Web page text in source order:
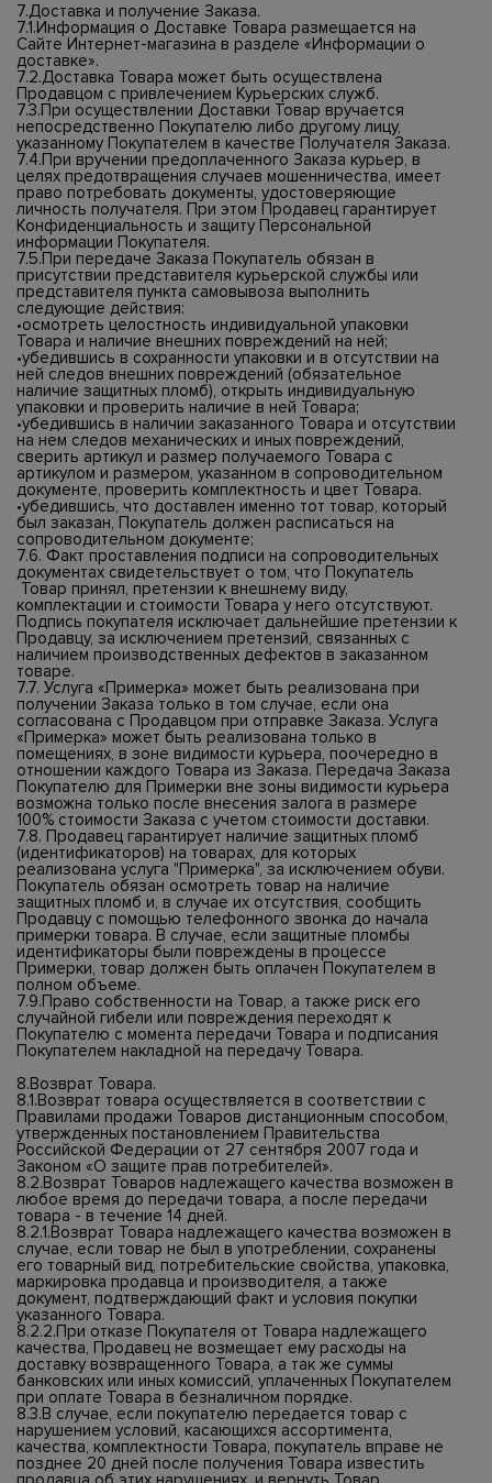
7.Доставка и получение Заказа.
7.1.Информация о Доставке Товара размещается на
Сайте Интернет-магазина в разделе «Информации о
доставке».
7.2.Доставка Товара может быть осуществлена
Продавцом с привлечением Курьерских служб.
7.3.При осуществлении Доставки Товар вручается
непосредственно Покупателю либо другому лицу,
указанному Покупателем в качестве Получателя Заказа.
7.4.При вручении предоплаченного Заказа курьер, в
целях предотвращения случаев мошенничества, имеет
право потребовать документы, удостоверяющие
личность получателя. При этом Продавец гарантирует
Конфиденциальность и защиту Персональной
информации Покупателя.
7.5.При передаче Заказа Покупатель обязан в
присутствии представителя курьерской службы или
представителя пункта самовывоза выполнить
следующие действия:
•осмотреть целостность индивидуальной упаковки
Товара и наличие внешних повреждений на ней;
•убедившись в сохранности упаковки и в отсутствии на
ней следов внешних повреждений (обязательное
наличие защитных пломб), открыть индивидуальную
упаковки и проверить наличие в ней Товара;
•убедившись в наличии заказанного Товара и отсутствии
на нем следов механических и иных повреждений,
сверить артикул и размер получаемого Товара с
артикулом и размером, указанном в сопроводительном
документе, проверить комплектность и цвет Товара.
•убедившись, что доставлен именно тот товар, который
был заказан, Покупатель должен расписаться на
сопроводительном документе;
7.6. Факт проставления подписи на сопроводительных
документах свидетельствует о том, что Покупатель
Товар принял, претензии к внешнему виду,
комплектации и стоимости Товара у него отсутствуют.
Подпись покупателя исключает дальнейшие претензии к
Продавцу, за исключением претензий, связанных с
наличием производственных дефектов в заказанном
товаре.
7.7. Услуга «Примерка» может быть реализована при
получении Заказа только в том случае, если она
согласована с Продавцом при отправке Заказа. Услуга
«Примерка» может быть реализована только в
помещениях, в зоне видимости курьера, поочередно в
отношении каждого Товара из Заказа. Передача Заказа
Покупателю для Примерки вне зоны видимости курьера
возможна только после внесения залога в размере
100% стоимости Заказа с учетом стоимости доставки.
7.8. Продавец гарантирует наличие защитных пломб
(идентификаторов) на товарах, для которых
реализована услуга "Примерка", за исключением обуви.
Покупатель обязан осмотреть товар на наличие
защитных пломб и, в случае их отсутствия, сообщить
Продавцу с помощью телефонного звонка до начала
примерки товара. В случае, если защитные пломбы
идентификаторы были повреждены в процессе
Примерки, товар должен быть оплачен Покупателем в
полном объеме.
7.9.Право собственности на Товар, а также риск его
случайной гибели или повреждения переходят к
Покупателю с момента передачи Товара и подписания
Покупателем накладной на передачу Товара.
8.Возврат Товара.
8.1.Возврат товара осуществляется в соответствии с
Правилами продажи Товаров дистанционным способом,
утвержденных постановлением Правительства
Российской Федерации от 27 сентября 2007 года и
Законом «О защите прав потребителей».
8.2.Возврат Товаров надлежащего качества возможен в
любое время до передачи товара, а после передачи
товара - в течение 14 дней.
8.2.1.Возврат Товара надлежащего качества возможен в
случае, если товар не был в употреблении, сохранены
его товарный вид, потребительские свойства, упаковка,
маркировка продавца и производителя, а также
документ, подтверждающий факт и условия покупки
указанного Товара.
8.2.2.При отказе Покупателя от Товара надлежащего
качества, Продавец не возмещает ему расходы на
доставку возвращенного Товара, а так же суммы
банковских или иных комиссий, уплаченных Покупателем
при оплате Товара в безналичном порядке.
8.3.В случае, если покупателю передается товар с
нарушением условий, касающихся ассортимента,
качества, комплектности Товара, покупатель вправе не
позднее 20 дней после получения Товара известить